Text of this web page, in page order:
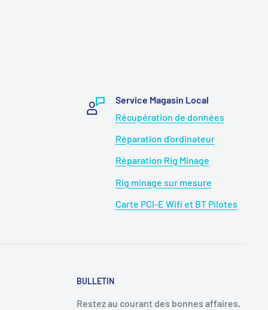
Service Magasin Local
Récupération de données
Réparation d'ordinateur
Réparation Rig Minage
Rig minage sur mesure
Carte PCI-E Wifi et BT Pilotes
BULLETIN
Restez au courant des bonnes affaires,